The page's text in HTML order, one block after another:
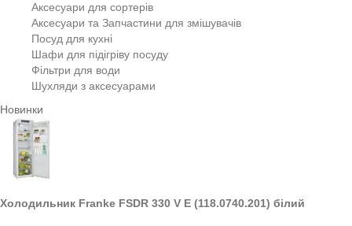
Аксесуари для сортерів
Аксесуари та Запчастини для змішувачів
Посуд для кухні
Шафи для підігріву посуду
Фільтри для води
Шухляди з аксесуарами
Новинки
Холодильник Franke FSDR 330 V E (118.0740.201) білий